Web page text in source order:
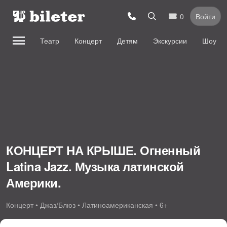
0 Войти
Театр Концерт Детям Экскурсии Шоу
КОНЦЕРТ НА КРЫШЕ. Огненный
Latina Jazz. Музыка латинской
Америки.
Концерт • Джаз/Блюз • Латиноамериканская • 6+